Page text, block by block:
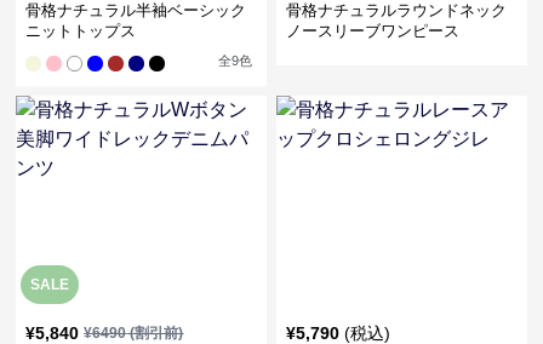
骨格ナチュラル半袖ベーシック
ニットトップス
全9色
骨格ナチュラルラウンドネック
ノースリーブワンピース
SALE
¥5,840 ¥6490(割引前) ¥5,790 (税込)